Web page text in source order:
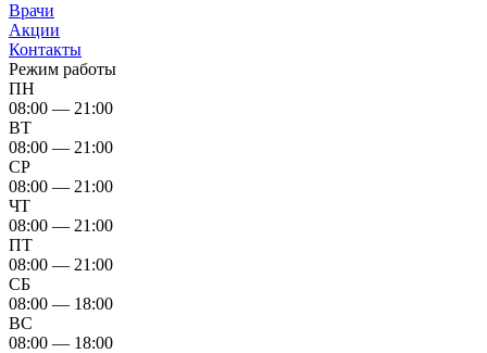
Врачи
Акции
Контакты
Режим работы
ПН
08:00 — 21:00
ВТ
08:00 — 21:00
СР
08:00 — 21:00
ЧТ
08:00 — 21:00
ПТ
08:00 — 21:00
СБ
08:00 — 18:00
ВС
08:00 — 18:00